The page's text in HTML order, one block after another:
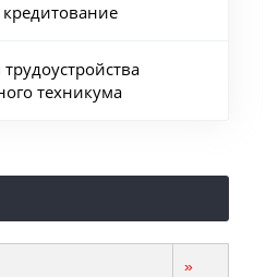
техникума
»